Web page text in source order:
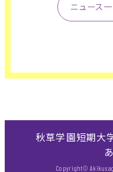
ニュース
秋草学園短期大
Copyright©